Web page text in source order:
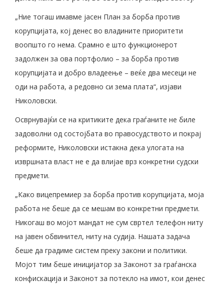
„Ние тогаш имавме јасен План за борба против
корупцијата, кој денес во владините приоритети
воопшто го нема. Срамно е што функционерот
задолжен за ова портфолио – за борба против
корупцијата и добро владеење – веќе два месеци не
оди на работа, а редовно си зема плата“, изјави
Николовски.
Осврнувајќи се на критиките дека граѓаните не биле
задоволни од состојбата во правосудството и покрај
реформите, Николовски истакна дека улогата на
извршната власт не е да влијае врз конкретни судски
предмети.
„Како вицепремиер за борба против корупцијата, моја
работа не беше да се мешам во конкретни предмети.
Никогаш во мојот мандат не сум свртел телефон ниту
на јавен обвинител, ниту на судија. Нашата задача
беше да градиме систем преку закони и политики.
Мојот тим беше иницијатор за Законот за граѓанска
конфискација и Законот за потекло на имот, кои денес